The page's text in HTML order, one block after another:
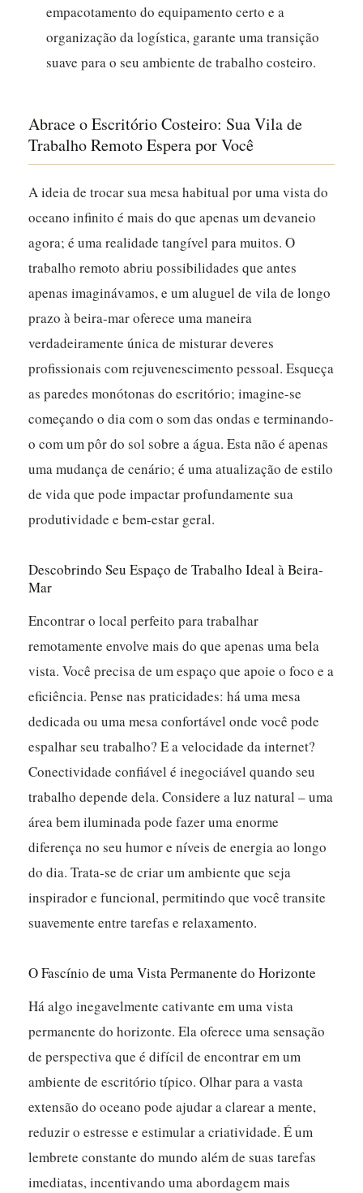
empacotamento do equipamento certo e a
organização da logística, garante uma transição
suave para o seu ambiente de trabalho costeiro.
Abrace o Escritório Costeiro: Sua Vila de
Trabalho Remoto Espera por Você
A ideia de trocar sua mesa habitual por uma vista do
oceano infinito é mais do que apenas um devaneio
agora; é uma realidade tangível para muitos. O
trabalho remoto abriu possibilidades que antes
apenas imaginávamos, e um aluguel de vila de longo
prazo à beira-mar oferece uma maneira
verdadeiramente única de misturar deveres
profissionais com rejuvenescimento pessoal. Esqueça
as paredes monótonas do escritório; imagine-se
começando o dia com o som das ondas e terminando-
o com um pôr do sol sobre a água. Esta não é apenas
uma mudança de cenário; é uma atualização de estilo
de vida que pode impactar profundamente sua
produtividade e bem-estar geral.
Descobrindo Seu Espaço de Trabalho Ideal à Beira-
Mar
Encontrar o local perfeito para trabalhar
remotamente envolve mais do que apenas uma bela
vista. Você precisa de um espaço que apoie o foco e a
eficiência. Pense nas praticidades: há uma mesa
dedicada ou uma mesa confortável onde você pode
espalhar seu trabalho? E a velocidade da internet?
Conectividade confiável é inegociável quando seu
trabalho depende dela. Considere a luz natural – uma
área bem iluminada pode fazer uma enorme
diferença no seu humor e níveis de energia ao longo
do dia. Trata-se de criar um ambiente que seja
inspirador e funcional, permitindo que você transite
suavemente entre tarefas e relaxamento.
O Fascínio de uma Vista Permanente do Horizonte
Há algo inegavelmente cativante em uma vista
permanente do horizonte. Ela oferece uma sensação
de perspectiva que é difícil de encontrar em um
ambiente de escritório típico. Olhar para a vasta
extensão do oceano pode ajudar a clarear a mente,
reduzir o estresse e estimular a criatividade. É um
lembrete constante do mundo além de suas tarefas
imediatas, incentivando uma abordagem mais